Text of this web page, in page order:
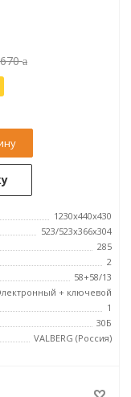
1230x440x430
523/523x366x304
285
2
58+58/13
+ ключевой
1
30Б
VALBERG (Россия)